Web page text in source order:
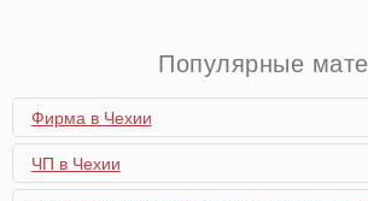
Популярные
Фирма в Чехии
ЧП в Чехии